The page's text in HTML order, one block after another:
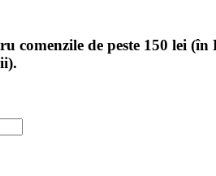
comenzile de peste 150 lei